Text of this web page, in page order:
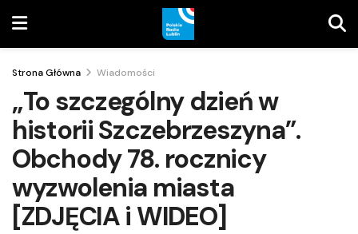
Strona Główna Wiadomości
„To szczególny dzień w
historii Szczebrzeszyna”.
Obchody 78. rocznicy
wyzwolenia miasta
[ZDJĘCIA i WIDEO]